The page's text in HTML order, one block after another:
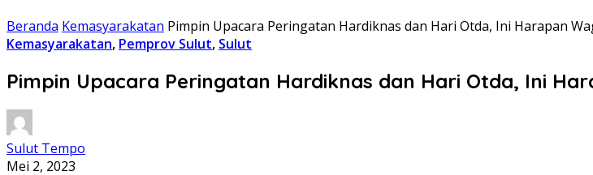
Beranda Kemasyarakatan Pimpin Upacara Peringatan Hardiknas dan Hari Otda, Ini Harapan
Kemasyarakatan, Pemprov Sulut, Sulut
Pimpin Upacara Peringatan Hardiknas dan Hari Otda, Ini
Sulut Tempo
Mei 2, 2023